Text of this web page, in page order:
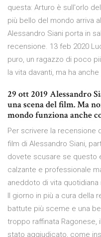
questa: Arturo è sull'orlo
più bello del mondo arriva
Alessandro Siani porta in
recensione. 13 feb 2020
puro, un ragazzo di poco
la vita davanti, ma ha
29 ott 2019 Alessandro
una scena del film. Ma
mondo funziona anche
Per scrivere la recensione
film di Alessandro Siani,
dovete scusare se questo
calzante e professionale
aneddoto di vita
Il giorno in più a cura della
battute più sceme e una
troppo raffinata
stato aggiudicato, come